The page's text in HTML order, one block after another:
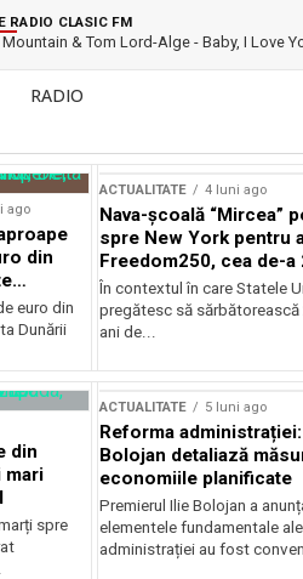
RADIO CLASIC FM
& Tom Lord-Alge - Baby, I Love
RADIO
ago
din
euro din
Dunării
ACTUALITATE 4 luni ago
Nava-școală “Mircea”
spre New York pentru
Freedom250, cea de-a
aniversare a Statelor
În contextul în care Statele
pregătesc să
ani de...
din
mari
spre
ACTUALITATE 5 luni ago
Reforma administrației:
Bolojan detaliază
economiile planificate
Premierul Ilie Bolojan a
elementele fundamentale
administrației au fost